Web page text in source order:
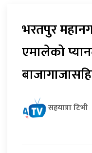
भरतपुर
एमालेको
सहयात्रा टिभी